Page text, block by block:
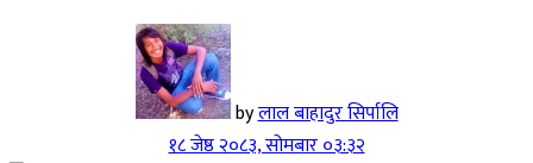
byलाल बाहादुर सिर्पालि
१८ जेष्ठ २०८३, सोमबार ०३:३२